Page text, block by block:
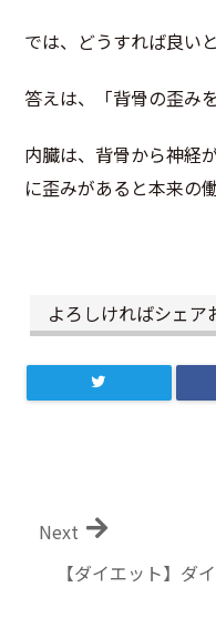
では、どうすれば良い
答えは、「背骨の歪み
内臓は、背骨から神経
に歪みがあると本来の
よろしければシェア
【ダイエット】ダ
Next